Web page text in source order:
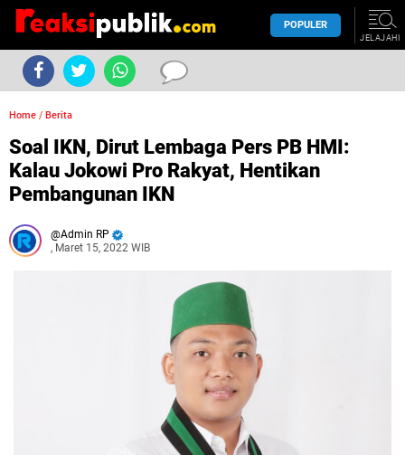
POPULER
JELAJAHI
Home / Berita
Soal IKN, Dirut Lembaga Pers PB HMI:
Kalau Jokowi Pro Rakyat, Hentikan
Pembangunan IKN
Admin RP
, Maret 15, 2022 WIB